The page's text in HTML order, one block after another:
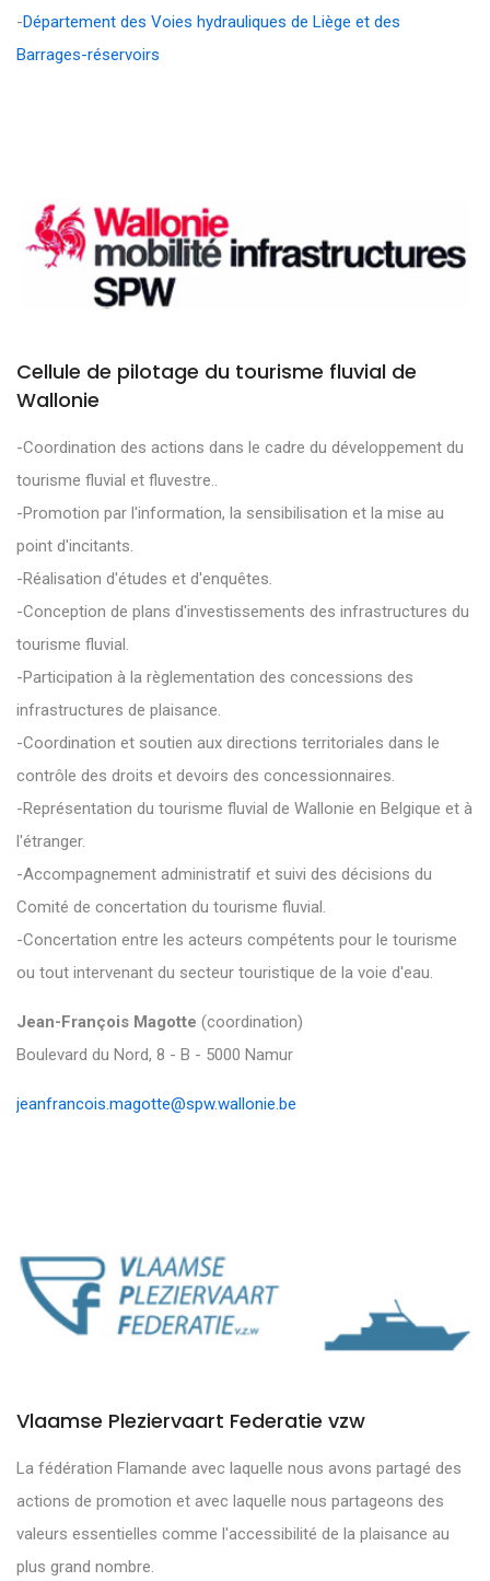
-Département des Voies hydrauliques de Liège et des
Barrages-réservoirs
Cellule de pilotage du tourisme fluvial de
Wallonie
-Coordination des actions dans le cadre du développement du
tourisme fluvial et fluvestre..
-Promotion par l'information, la sensibilisation et la mise au
point d'incitants.
-Réalisation d'études et d'enquêtes.
-Conception de plans d'investissements des infrastructures du
tourisme fluvial.
-Participation à la règlementation des concessions des
infrastructures de plaisance.
-Coordination et soutien aux directions territoriales dans le
contrôle des droits et devoirs des concessionnaires.
-Représentation du tourisme fluvial de Wallonie en Belgique et à
l'étranger.
-Accompagnement administratif et suivi des décisions du
Comité de concertation du tourisme fluvial.
-Concertation entre les acteurs compétents pour le tourisme
ou tout intervenant du secteur touristique de la voie d'eau.
Jean-François Magotte (coordination)
Boulevard du Nord, 8 - B - 5000 Namur
jeanfrancois.magotte@spw.wallonie.be
Vlaamse Pleziervaart Federatie vzw
La fédération Flamande avec laquelle nous avons partagé des
actions de promotion et avec laquelle nous partageons des
valeurs essentielles comme l'accessibilité de la plaisance au
plus grand nombre.